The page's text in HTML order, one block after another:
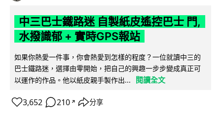
中三巴士鐵路迷 自製紙皮遙控巴士 門,
水撥識郁 + 實時GPS報站
如果你熱愛一件事，你會熱愛到怎樣的程度？一位就讀中三的
巴士鐵路迷，選擇由零開始，把自己的興趣一步步變成真正可
以運作的作品。他以紙皮親手製作出...
閱讀全文
3,652 210 ↗ 分享